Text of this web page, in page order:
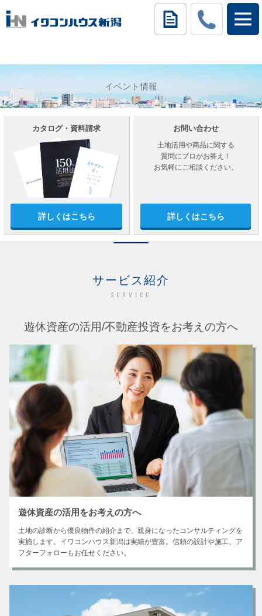
イベント情報
カタログ・資料請求
詳しくはこちら
お問い合わせ
土地活用や商品に関する
質問にプロがお答え！
お気軽にご相談ください。
詳しくはこちら
サービス紹介
SERVICE
遊休資産の活用/不動産投資をお考えの方へ
遊休資産の活用をお考えの方へ
土地の診断から優良物件の紹介まで、親身になったコンサルティングを
実施します。イワコンハウス新潟は実績が豊富。信頼の設計や施工、ア
フターフォローもお任せください。